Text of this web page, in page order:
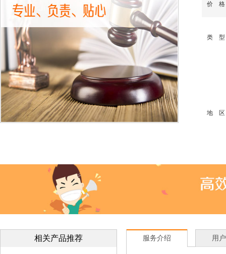
价 格
类 型
地 区
相关产品推荐 服务介绍 用